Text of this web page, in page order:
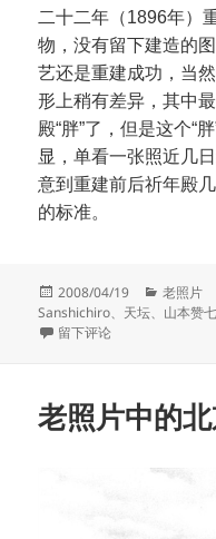
二十二年（1896年）
物，没有留下建造的
艺还是重建成功，当
形上稍有差异，其中
殿“胖”了，但是这个“
显，单看一张照近几
意到重建前后祈年殿
的标准。
发
布
于
2008/04/19
分
类
老照片
Sanshichiro、 天坛、 山本赞
于光绪年间天坛祈年殿重
留下评论
老照片中的